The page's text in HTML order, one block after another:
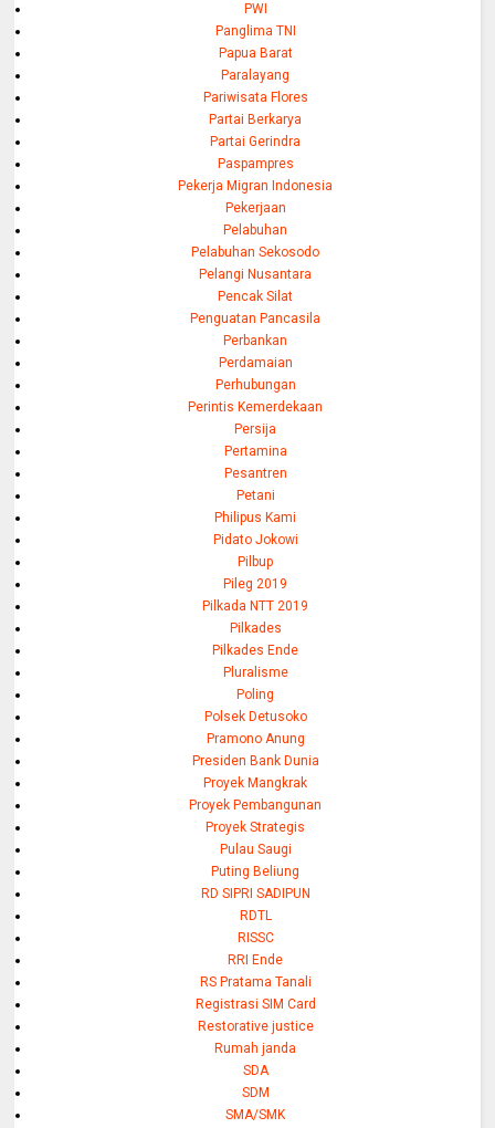
PWI
Panglima TNI
Papua Barat
Paralayang
Pariwisata Flores
Partai Berkarya
Partai Gerindra
Paspampres
Pekerja Migran Indonesia
Pekerjaan
Pelabuhan
Pelabuhan Sekosodo
Pelangi Nusantara
Pencak Silat
Penguatan Pancasila
Perbankan
Perdamaian
Perhubungan
Perintis Kemerdekaan
Persija
Pertamina
Pesantren
Petani
Philipus Kami
Pidato Jokowi
Pilbup
Pileg 2019
Pilkada NTT 2019
Pilkades
Pilkades Ende
Pluralisme
Poling
Polsek Detusoko
Pramono Anung
Presiden Bank Dunia
Proyek Mangkrak
Proyek Pembangunan
Proyek Strategis
Pulau Saugi
Puting Beliung
RD SIPRI SADIPUN
RDTL
RISSC
RRI Ende
RS Pratama Tanali
Registrasi SIM Card
Restorative justice
Rumah janda
SDA
SDM
SMA/SMK